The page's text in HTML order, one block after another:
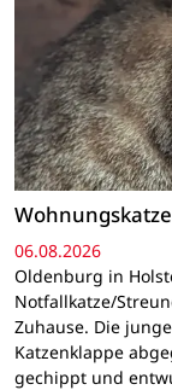
06.08.2026
Oldenburg in
Notfallkatze/
Zuhause. Die
Katzenklappe
gechippt und